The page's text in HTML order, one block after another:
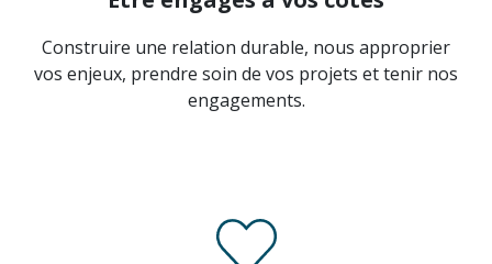
Construire une relation durable, nous approprier
vos enjeux, prendre soin de vos projets et tenir nos
engagements.